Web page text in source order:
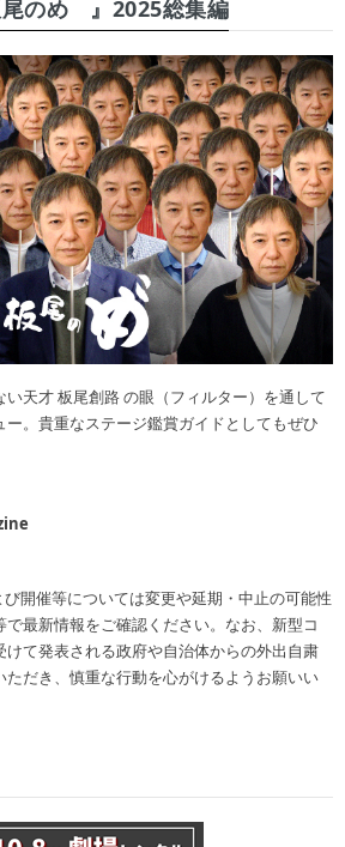
尾のめ゙』2025総集編
天才 板尾創路 の眼（フィルター）を通して
。貴重なステージ鑑賞ガイドとしてもぜひ
開催等については変更や延期・中止の可能性
最新情報をご確認ください。なお、新型コ
けて発表される政府や自治体からの外出自粛
だき、慎重な行動を心がけるようお願いい